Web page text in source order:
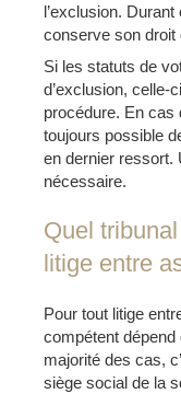
l’exclusion.
conserve son droit
Si les statuts de
d’exclusion, celle-
procédure. En cas
toujours possible
en dernier ressort.
nécessaire.
Quel
litige entre
Pour tout litige
compétent
majorité des cas,
siège social de la